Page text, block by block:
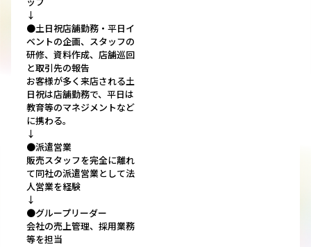
↓
●土日祝店舗勤務・平日イ
ベントの企画、スタッフの
研修、資料作成、店舗巡回
と取引先の報告
お客様が多く来店される土
日祝は店舗勤務で、平日は
教育等のマネジメントなど
に携わる。
↓
●派遣営業
販売スタッフを完全に離れ
て同社の派遣営業として法
人営業を経験
↓
●グループリーダー
会社の売上管理、採用業務
等を担当